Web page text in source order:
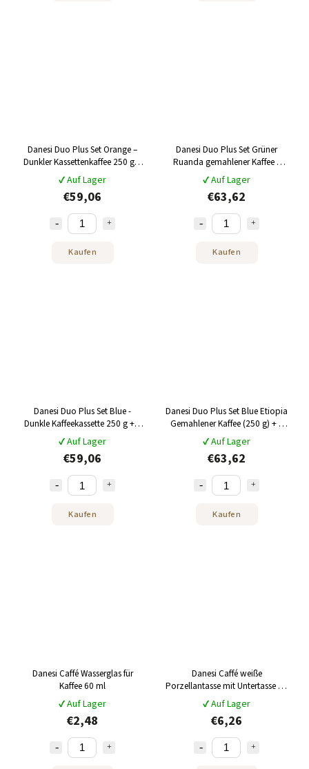
Danesi Duo Plus Set Orange –
Dunkler Kassettenkaffee 250 g +
2 Tassen und 2 Untertassen –
orange
✔ Auf Lager
€59,06
Kaufen
Danesi Duo Plus Set Grüner
Ruanda gemahlener Kaffee –
Dunkler Kassettenkaffee, 250 g +
2 Tassen und 2 Untertassen –
weiß
✔ Auf Lager
€63,62
Kaufen
Danesi Duo Plus Set Blue -
Dunkle Kaffeekassette 250 g + 2
Tassen und 2 Untertassen - blau
✔ Auf Lager
€59,06
Kaufen
Danesi Duo Plus Set Blue Etiopia
Gemahlener Kaffee (250 g) + 2
Tassen und 2 Untertassen – blau
✔ Auf Lager
€63,62
Kaufen
Danesi Caffé Wasserglas für
Kaffee 60 ml
✔ Auf Lager
€2,48
Danesi Caffé weiße
Porzellantasse mit Untertasse für
Ristretto 60 ml
✔ Auf Lager
€6,26